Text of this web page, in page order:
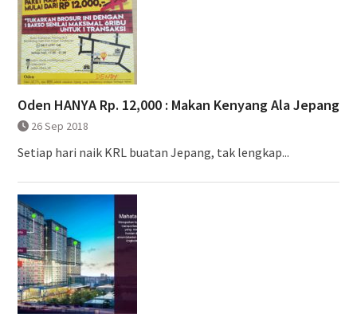
Oden HANYA Rp. 12,000 : Makan Kenyang Ala Jepang
26 Sep 2018
Setiap hari naik KRL buatan Jepang, tak lengkap...